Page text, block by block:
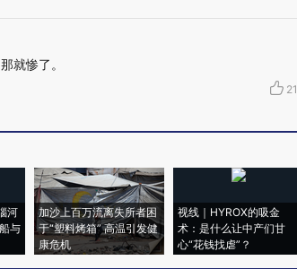
就惨了。
21
河
与
加沙上百万流离失所者困
于“塑料烤箱” 高温引发健
康危机
视线｜HYROX的吸金
术：是什么让中产们甘
心“花钱找虐”？